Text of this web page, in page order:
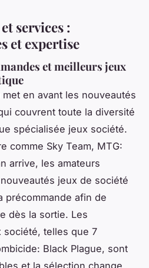
services :
et expertise
et meilleurs jeux
met en avant les nouveautés
couvrent toute la diversité
spécialisée jeux société.
comme Sky Team, MTG:
arrive, les amateurs
jeux de société
précommande afin de
dès la sortie. Les
société, telles que 7
Black Plague, sont
et la sélection change